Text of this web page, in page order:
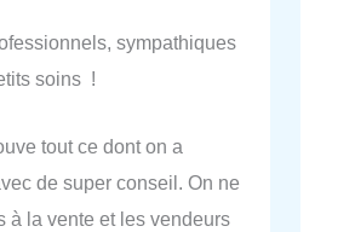
sympathiques
soins !
tout ce dont on a
de super conseil. On ne
à la vente et les vendeurs